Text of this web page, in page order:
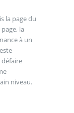
la page du
la
à un
niveau.